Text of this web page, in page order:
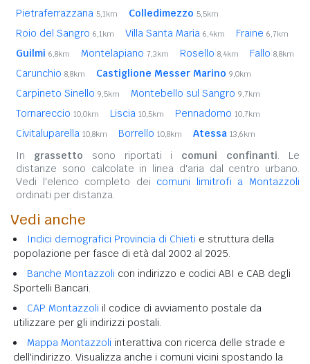
Pietraferrazzana 5,1km Colledimezzo 5,5km
Roio del Sangro 6,1km Villa Santa Maria 6,4km Fraine 6,7km
Guilmi 6,8km Montelapiano 7,3km Rosello 8,4km Fallo 8,8km
Carunchio 8,8km Castiglione Messer Marino 9,0km
Carpineto Sinello 9,5km Montebello sul Sangro 9,7km
Tornareccio 10,0km Liscia 10,5km Pennadomo 10,7km
Civitaluparella 10,8km Borrello 10,8km Atessa 13,6km
In grassetto sono riportati i comuni confinanti. Le
distanze sono calcolate in linea d'aria dal centro urbano.
Vedi l'elenco completo dei comuni limitrofi a Montazzoli
ordinati per distanza.
Vedi anche
Indici demografici Provincia di Chieti e struttura della
popolazione per fasce di età dal 2002 al 2025.
Banche Montazzoli con indirizzo e codici ABI e CAB degli
Sportelli Bancari.
CAP Montazzoli il codice di avviamento postale da
utilizzare per gli indirizzi postali.
Mappa Montazzoli interattiva con ricerca delle strade e
dell'indirizzo. Visualizza anche i comuni vicini spostando la